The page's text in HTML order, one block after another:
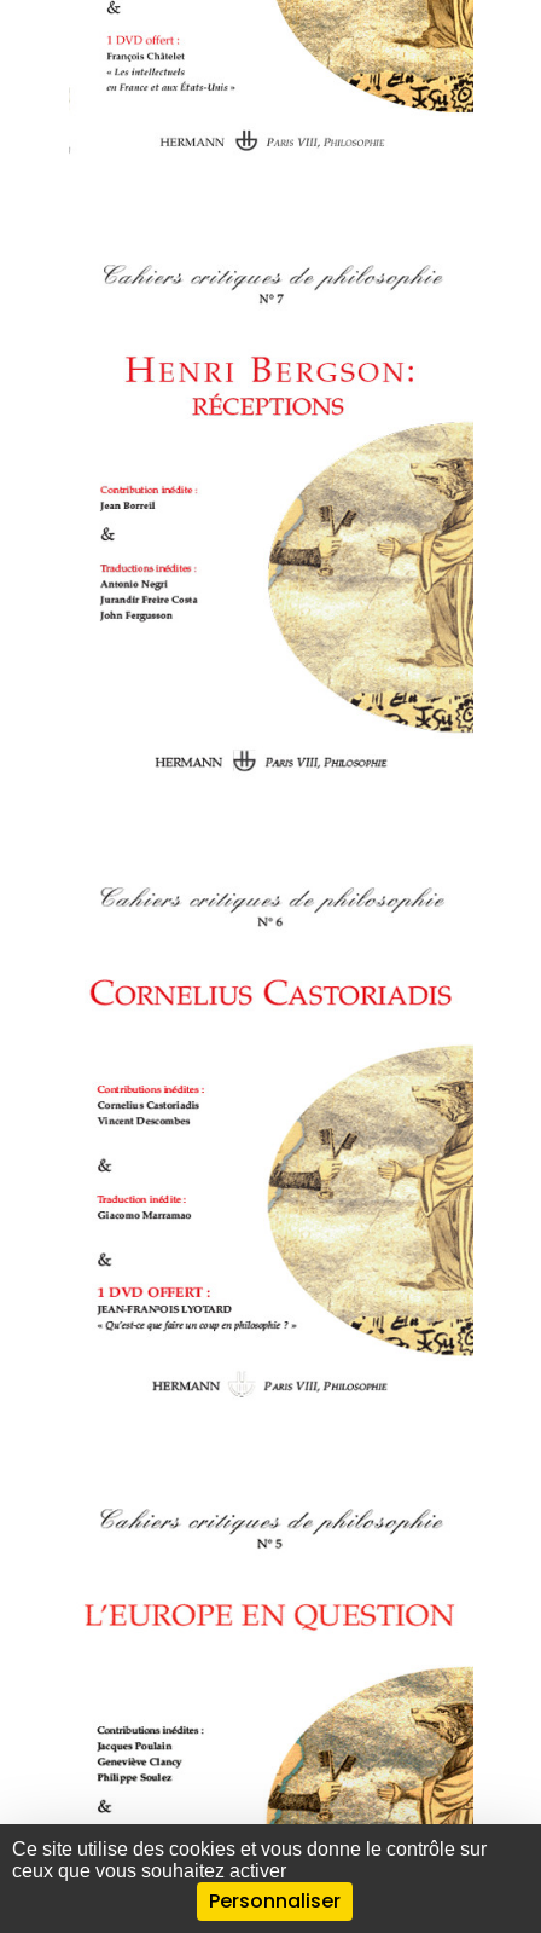
Ce site utilise des cookies et vous donne le contrôle sur
ceux que vous souhaitez activer
Personnaliser
Cahiers critiques de philosophie
Cahiers
critiques de philosophie
Cahiers
critiques de philosophie